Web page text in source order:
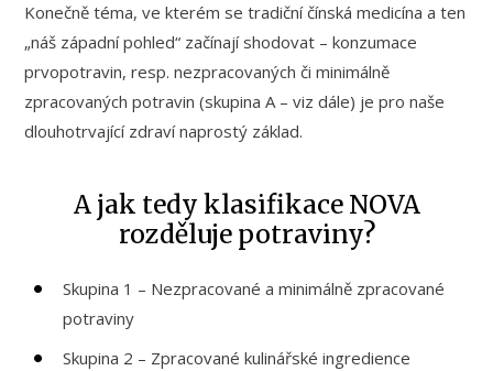
Konečně téma, ve kterém se tradiční čínská medicína a ten
„náš západní pohled“ začínají shodovat – konzumace
prvopotravin, resp. nezpracovaných či minimálně
zpracovaných potravin (skupina A – viz dále) je pro naše
dlouhotrvající zdraví naprostý základ.
A jak tedy klasifikace NOVA
rozděluje potraviny?
Skupina 1 – Nezpracované a minimálně zpracované
potraviny
Skupina 2 – Zpracované kulinářské ingredience